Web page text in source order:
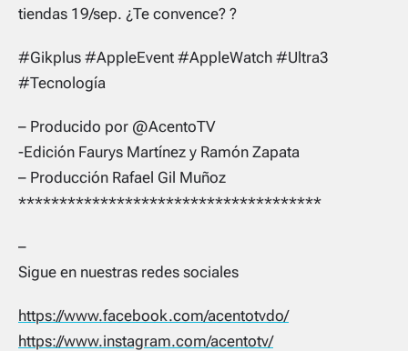
tiendas 19/sep. ¿Te convence? ?
#Gikplus #AppleEvent #AppleWatch #Ultra3
#Tecnología
– Producido por @AcentoTV
-Edición Faurys Martínez y Ramón Zapata
– Producción Rafael Gil Muñoz
*************************************
–
Sigue en nuestras redes sociales
https://www.facebook.com/acentotvdo/
https://www.instagram.com/acentotv/